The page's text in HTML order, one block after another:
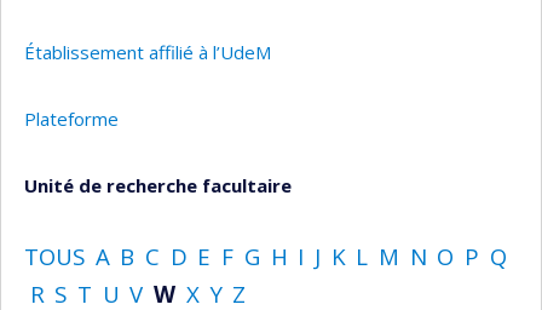
Établissement affilié à l’UdeM
Plateforme
Unité de recherche facultaire
TOUS A B C D E F G H I J K L M N O P Q
R S T U V W X Y Z